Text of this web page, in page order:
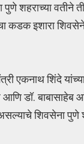
शहराच्या
कडक इशारा
एकनाथ शिंदे
आणि डॉ.
शिवसेना पुणे